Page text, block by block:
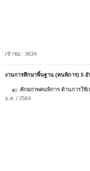
เข้าชม : 3634
งานการศึกษาพื้นฐาน (คนพิการ) 5
ศักยภาพคนพิการ ด้านการใช้
ม.ค. / 2564